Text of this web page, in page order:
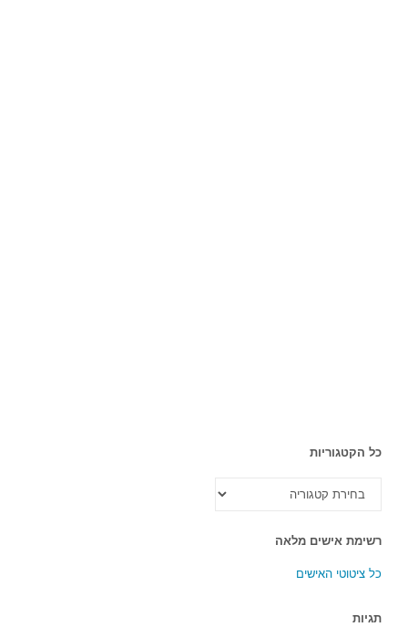
כל הקטגוריות
הקטגוריות
רשימת אישים מלאה
כל ציטוטי האישים
תגיות